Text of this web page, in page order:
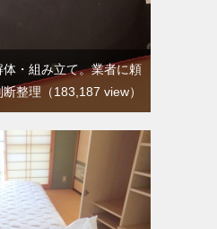
・組み立て。業者に頼
断整理 （183,187 view）